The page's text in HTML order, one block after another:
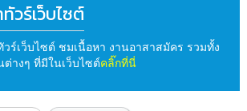
วร์เว็บไซต์
วร์เว็บไซต์ ชมเนื้อหา งานอาสาสมัคร รวมทั้ง
ต่างๆ ที่มีในเว็บไซต์คลิ๊กที่นี่